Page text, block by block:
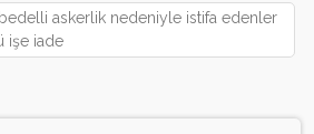
askerlik nedeniyle istifa edenler
işe iade